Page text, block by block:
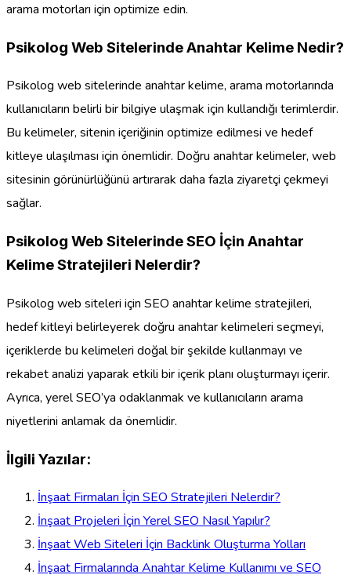
arama motorları için optimize edin.
Psikolog Web Sitelerinde Anahtar Kelime Nedir?
Psikolog web sitelerinde anahtar kelime, arama motorlarında
kullanıcıların belirli bir bilgiye ulaşmak için kullandığı terimlerdir.
Bu kelimeler, sitenin içeriğinin optimize edilmesi ve hedef
kitleye ulaşılması için önemlidir. Doğru anahtar kelimeler, web
sitesinin görünürlüğünü artırarak daha fazla ziyaretçi çekmeyi
sağlar.
Psikolog Web Sitelerinde SEO İçin Anahtar
Kelime Stratejileri Nelerdir?
Psikolog web siteleri için SEO anahtar kelime stratejileri,
hedef kitleyi belirleyerek doğru anahtar kelimeleri seçmeyi,
içeriklerde bu kelimeleri doğal bir şekilde kullanmayı ve
rekabet analizi yaparak etkili bir içerik planı oluşturmayı içerir.
Ayrıca, yerel SEO’ya odaklanmak ve kullanıcıların arama
niyetlerini anlamak da önemlidir.
İlgili Yazılar:
İnşaat Firmaları İçin SEO Stratejileri Nelerdir?
İnşaat Projeleri İçin Yerel SEO Nasıl Yapılır?
İnşaat Web Siteleri İçin Backlink Oluşturma Yolları
İnşaat Firmalarında Anahtar Kelime Kullanımı ve SEO